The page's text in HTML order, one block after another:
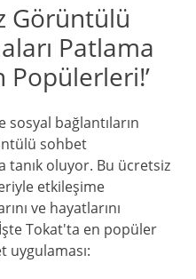
Görüntülü
Patlama
Popülerleri!’
bağlantıların
sohbet
tanık oluyor. Bu ücretsiz
etkileşime
ve hayatlarını
İşte Tokat'ta en popüler